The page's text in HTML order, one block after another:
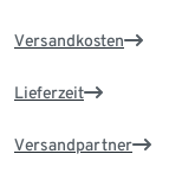
Versandkosten
Lieferzeit
Versandpartner